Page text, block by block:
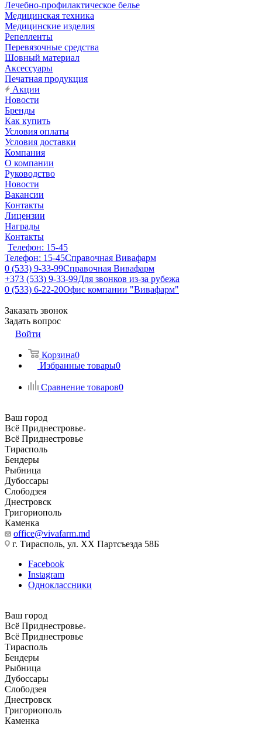
Лечебно-профилактическое белье
Медицинская техника
Медицинские изделия
Репелленты
Перевязочные средства
Шовный материал
Аксессуары
Печатная продукция
Акции
Новости
Бренды
Как купить
Условия оплаты
Условия доставки
Компания
О компании
Руководство
Новости
Вакансии
Контакты
Лицензии
Награды
Контакты
Телефон: 15-45
Телефон: 15-45Справочная Вивафарм
0 (533) 9-33-99Справочная Вивафарм
+373 (533) 9-33-99Для звонков из-за рубежа
0 (533) 6-22-20Офис компании "Вивафарм"
Заказать звонок
Задать вопрос
Войти
Корзина0
Избранные товары0
Сравнение товаров0
Ваш город
Всё Приднестровье
Всё Приднестровье
Тирасполь
Бендеры
Рыбница
Дубоссары
Слободзея
Днестровск
Григориополь
Каменка
office@vivafarm.md
г. Тирасполь, ул. ХХ Партсъезда 58Б
Facebook
Instagram
Одноклассники
Ваш город
Всё Приднестровье
Всё Приднестровье
Тирасполь
Бендеры
Рыбница
Дубоссары
Слободзея
Днестровск
Григориополь
Каменка